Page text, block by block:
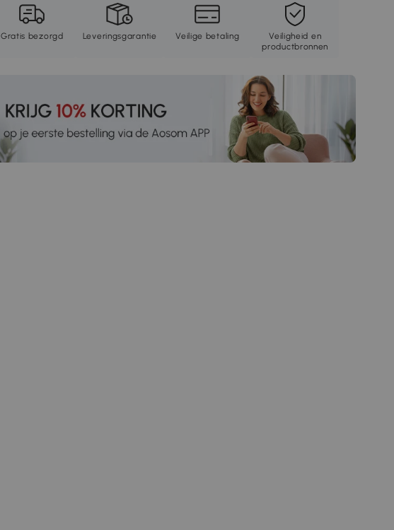
Gratis bezorgd Leveringsgarantie Veilige betaling
Veiligheid en
productbronnen